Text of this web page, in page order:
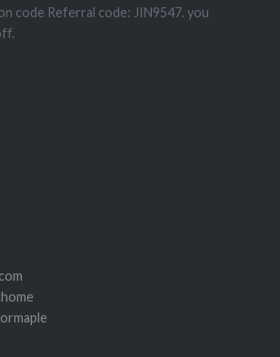
code Referral code: JIN9547. you